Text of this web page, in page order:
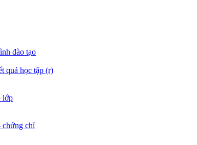
đào tạo
quả học tập (r)
lớp
chứng chỉ